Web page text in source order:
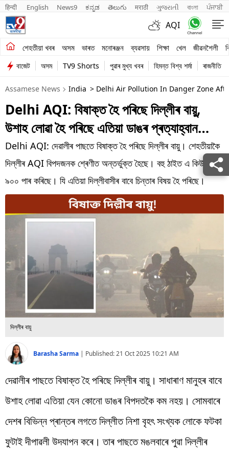
हिन्दी English News9 ಕನ್ನಡ తెలుగు मराठी ગુજરાતી বাংলা ਪੰਜਾਬੀ
AQI
শেহতীয়া খবৰ অসম ভাৰত মনোৰঞ্জন ব্যৱসায় শিক্ষা খেল জীৱনশৈলী
শেহতীয়া খবৰ
অসম
ভাৰত
মনোৰঞ্জন
শিক্ষা
খেল
প্ৰযুক্তি
Videos
বাজেট অসম TV9 Shorts পুৱাৰ মুখ্য খবৰ হিমন্ত বিশ্ব শৰ্মা ৰাজনীতি
Assamese News India > Delhi Air Pollution In Danger Zone
Delhi AQI: বিষাক্ত হৈ পৰিছে দিল্লীৰ বায়ু,
উশাহ লোৱা হৈ পৰিছে এতিয়া ডাঙৰ প্ৰত্যাহ্বান…
Delhi AQI: দেৱালীৰ পাছতে বিষাক্ত হৈ পৰিছে দিল্লীৰ বায়ু। শেহতীয়াকৈ
দিল্লীৰ AQI বিপদজনক শ্ৰেণীত অন্তৰ্ভুক্ত হৈছে। বহু ঠাইত এ কিউ আই
৯০০ পাৰ কৰিছে। যি এতিয়া দিল্লীবাসীৰ বাবে চিন্তাৰ বিষয় হৈ পৰিছে।
দিল্লীৰ বায়ু
Barasha Sarma | Published:21 Oct 2025 10:21 AM
দেৱালীৰ পাছতে বিষাক্ত হৈ পৰিছে দিল্লীৰ বায়ু। সাধাৰাণ মানুহৰ বাবে
উশাহ লোৱা এতিয়া যেন কোনো ডাঙৰ বিপদতকৈ কম নহয়। সোমবাৰে
দেশৰ বিভিন্ন প্ৰান্তৰ লগতে দিল্লীত নিশা বৃহৎ সংখ্যক লোকে ফটকা
ফুটাই দীপাৱলী উদযাপন কৰে। তাৰ পাছতে মঙলবাৰে পুৱা দিল্লীৰ